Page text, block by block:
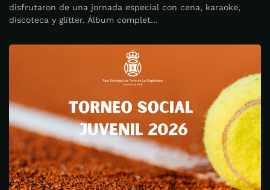
disfrutaron de una jornada especial con cena, karaoke,
discoteca y glitter. Álbum complet…